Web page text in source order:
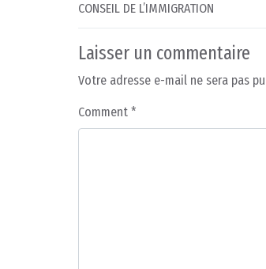
CONSEIL DE L’IMMIGRATION
Laisser un commentaire
Votre adresse e-mail ne sera pas
Comment *